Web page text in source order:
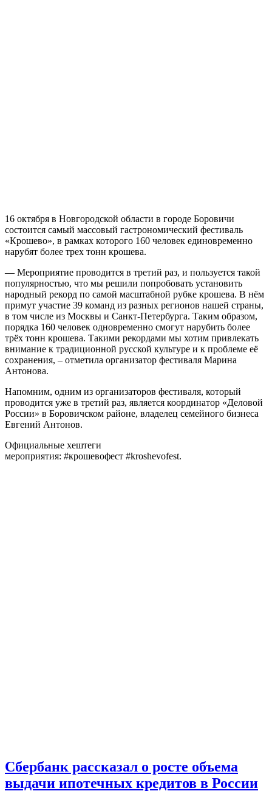
16 октября в Новгородской области в городе Боровичи
состоится самый массовый гастрономический фестиваль
«Крошево», в рамках которого 160 человек единовременно
нарубят более трех тонн крошева.
— Мероприятие проводится в третий раз, и пользуется такой
популярностью, что мы решили попробовать установить
народный рекорд по самой масштабной рубке крошева. В нём
примут участие 39 команд из разных регионов нашей страны,
в том числе из Москвы и Санкт-Петербурга. Таким образом,
порядка 160 человек одновременно смогут нарубить более
трёх тонн крошева. Такими рекордами мы хотим привлекать
внимание к традиционной русской культуре и к проблеме её
сохранения, – отметила организатор фестиваля Марина
Антонова.
Напомним, одним из организаторов фестиваля, который
проводится уже в третий раз, является координатор «Деловой
России» в Боровичском районе, владелец семейного бизнеса
Евгений Антонов.
Официальные хештеги
мероприятия: #крошевофест #kroshevofest.
Сбербанк рассказал о росте объема
выдачи ипотечных кредитов в России